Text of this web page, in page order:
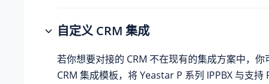
自定义 CRM 集成
若你想要对接的 CRM 不在现有的集成方案中，你
CRM 集成模板，将Yeastar P 系列 IPPBX 与支持